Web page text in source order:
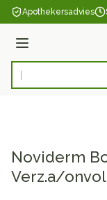
Ga naar de inhoud
Apothekersadvies
Menu
Product, merk,
Noviderm
Verz.a/